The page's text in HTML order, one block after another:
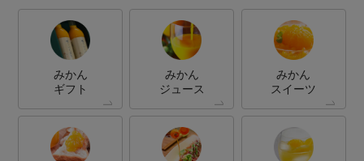
みかん
ギフト
みかん
ジュース
みかん
スイーツ